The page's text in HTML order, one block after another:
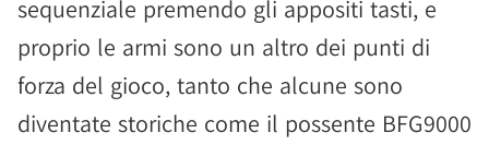
sequenziale premendo gli appositi tasti, e
proprio le armi sono un altro dei punti di
forza del gioco, tanto che alcune sono
diventate storiche come il possente BFG9000